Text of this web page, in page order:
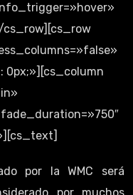
0px;»][cs_column
por la WMC será